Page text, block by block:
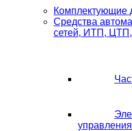
Комплектующие
Средства
сетей, ИТП,